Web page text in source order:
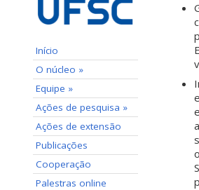
Início
O núcleo »
Equipe »
Ações de pesquisa »
Ações de extensão
Publicações
Cooperação
Palestras online